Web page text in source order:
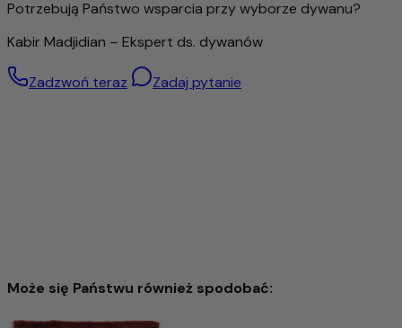
Potrzebują Państwo wsparcia przy wyborze dywanu?
Kabir Madjidian – Ekspert ds. dywanów
Zadzwoń teraz Zadaj pytanie
Może się Państwu również spodobać: